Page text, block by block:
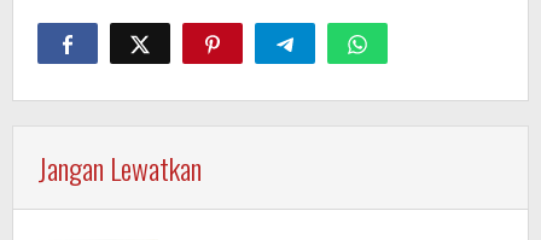
Jangan Lewatkan